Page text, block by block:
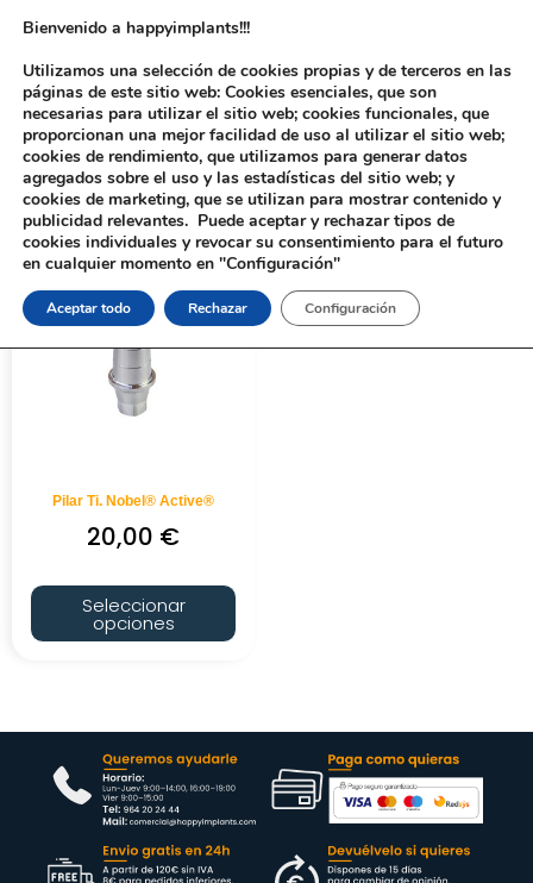
Inicio/ Productos etiquetados “827”
Pilar Ti. Nobel® Active®
20,00 €
Seleccionar
opciones
Bienvenido a happyimplants!!!
Utilizamos una selección de cookies propias y de terceros en las
páginas de este sitio web: Cookies esenciales, que son
necesarias para utilizar el sitio web; cookies funcionales, que
proporcionan una mejor facilidad de uso al utilizar el sitio web;
cookies de rendimiento, que utilizamos para generar datos
agregados sobre el uso y las estadísticas del sitio web; y
cookies de marketing, que se utilizan para mostrar contenido y
publicidad relevantes. Puede aceptar y rechazar tipos de
cookies individuales y revocar su consentimiento para el futuro
en cualquier momento en "Configuración"
Aceptar todo Rechazar Configuración